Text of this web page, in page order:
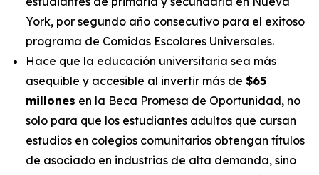
York, por segundo año consecutivo para el exitoso
programa de Comidas Escolares Universales.
Hace que la educación universitaria sea más
asequible y accesible al invertir más de $65
millones en la Beca Promesa de Oportunidad, no
solo para que los estudiantes adultos que cursan
estudios en colegios comunitarios obtengan títulos
de asociado en industrias de alta demanda, sino